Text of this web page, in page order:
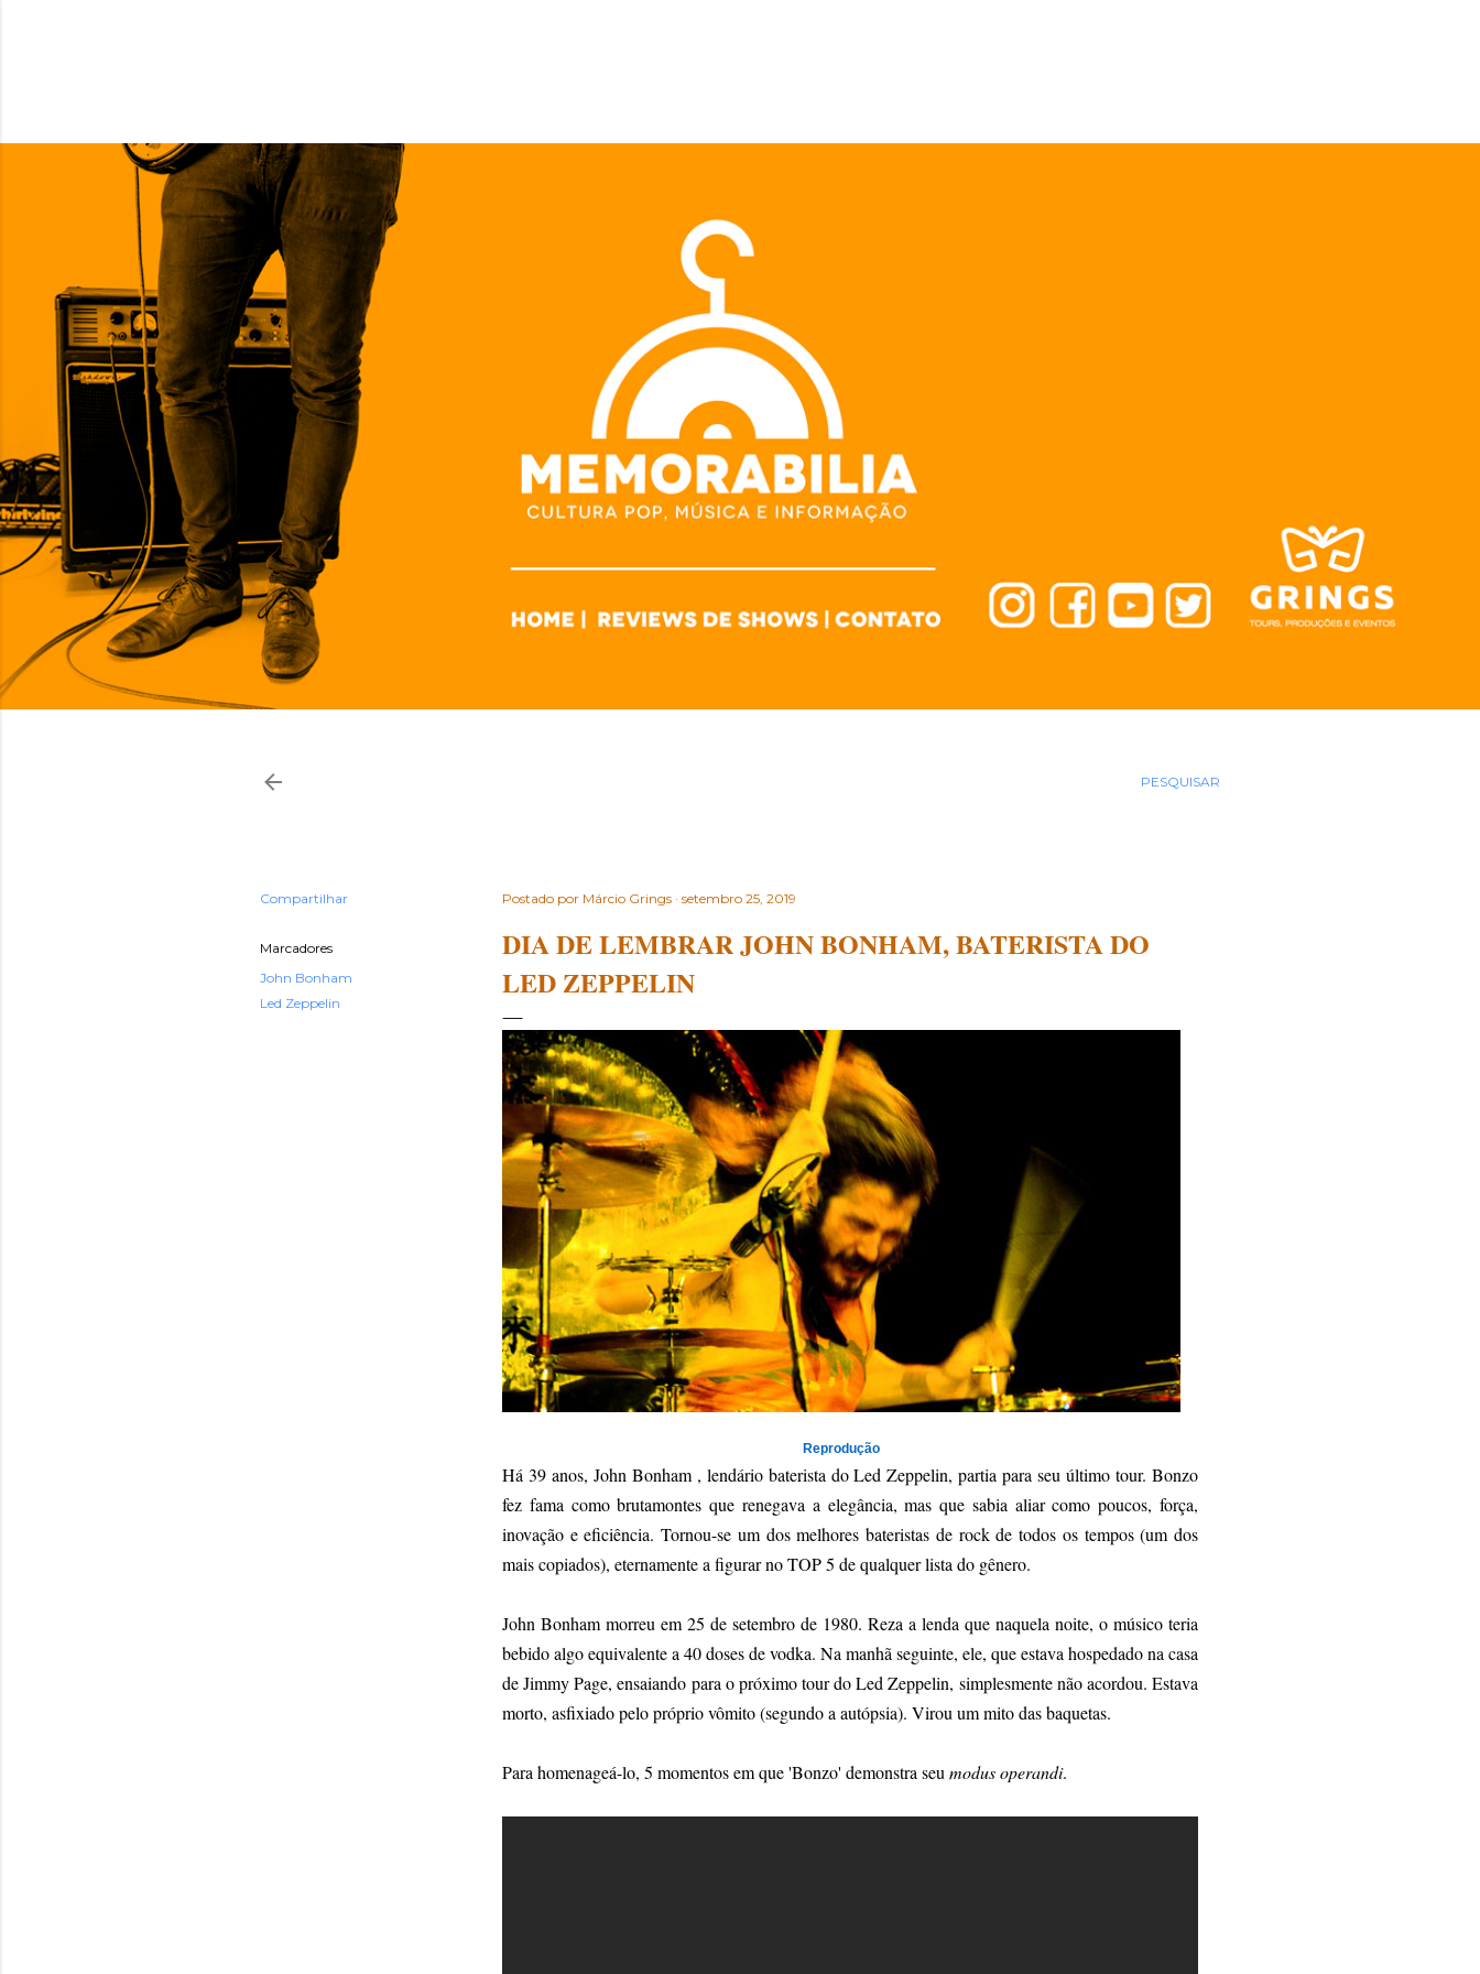
PESQUISAR
Compartilhar
Marcadores
John Bonham
Led Zeppelin
Postado por Márcio Grings setembro 25, 2019
DIA DE LEMBRAR JOHN BONHAM, BATERISTA DO
LED ZEPPELIN
Reprodução
Há 39 anos, John Bonham , lendário baterista do Led Zeppelin, partia para seu último tour. Bonzo
fez fama como brutamontes que renegava a elegância, mas que sabia aliar como poucos, força,
inovação e eficiência. Tornou-se um dos melhores bateristas de rock de todos os tempos (um dos
mais copiados), eternamente a figurar no TOP 5 de qualquer lista do gênero.
John Bonham morreu em 25 de setembro de 1980. Reza a lenda que naquela noite, o músico teria
bebido algo equivalente a 40 doses de vodka. Na manhã seguinte, ele, que estava hospedado na casa
de Jimmy Page, ensaiando para o próximo tour do Led Zeppelin, simplesmente não acordou. Estava
morto, asfixiado pelo próprio vômito (segundo a autópsia). Virou um mito das baquetas.
Para homenageá-lo, 5 momentos em que 'Bonzo' demonstra seumodus operandi.